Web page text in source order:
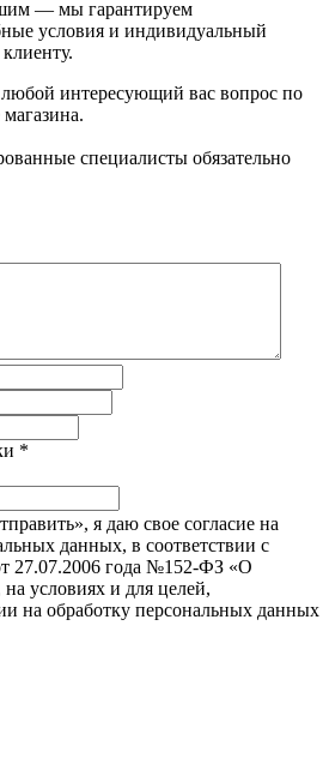
— мы гарантируем
условия и индивидуальный
интересующий вас вопрос по
специалисты обязательно
*
я даю свое согласие на
данных, в соответствии с
27.07.2006 года №152-ФЗ «О
условиях и для целей,
на обработку персональных данных